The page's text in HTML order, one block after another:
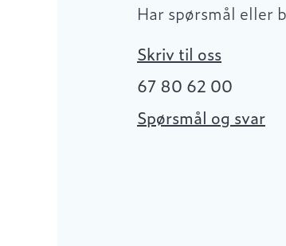
Har spørsmål eller
Skriv til oss
67 80 62 00
Spørsmål og svar